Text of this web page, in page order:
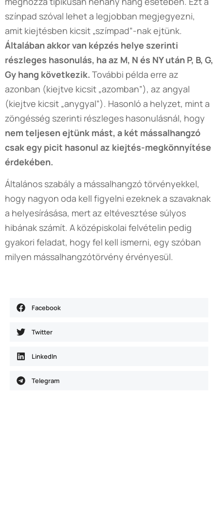
színpad szóval lehet a legjobban megjegyezni,
amit kiejtésben kicsit „szímpad”-nak ejtünk.
Általában akkor van képzés helye szerinti
részleges hasonulás, ha az M, N és NY után P, B, G,
Gy hang következik. További példa erre az
azonban (kiejtve kicsit „azomban”), az angyal
(kiejtve kicsit „anygyal”). Hasonló a helyzet, mint a
zöngésség szerinti részleges hasonulásnál, hogy
nem teljesen ejtünk mást, a két mássalhangzó
csak egy picit hasonul az kiejtés-megkönnyítése
érdekében.
Általános szabály a mássalhangzó törvényekkel,
hogy nagyon oda kell figyelni ezeknek a szavaknak
a helyesírásása, mert az eltévesztése súlyos
hibának számít. A középiskolai felvételin pedig
gyakori feladat, hogy fel kell ismerni, egy szóban
milyen mássalhangzótörvény érvényesül.
Facebook
Twitter
LinkedIn
Telegram